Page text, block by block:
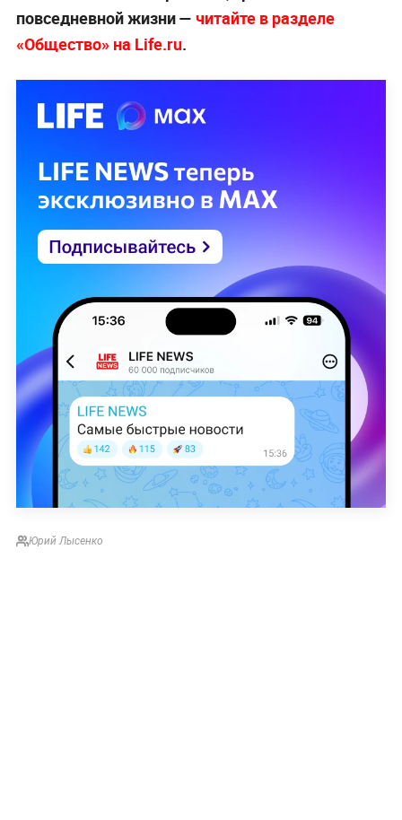
повседневной жизни — читайте в разделе
«Общество» на Life.ru.
Юрий Лысенко